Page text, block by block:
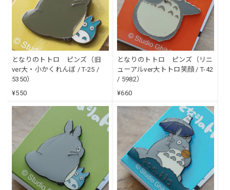
となりのトトロ ピンズ（旧
ver大・小かくれんぼ / T-25 /
5350）
¥550
となりのトトロ ピンズ（リニ
ューアルver大トトロ笑顔 / T-42
/ 5982）
¥660